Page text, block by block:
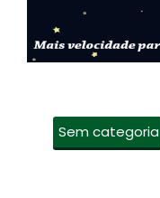
Sem categoria